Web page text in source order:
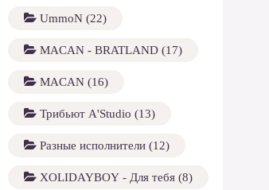
UmmoN (22)
MACAN - BRATLAND (17)
MACAN (16)
Трибьют A'Studio (13)
Разные исполнители (12)
XOLIDAYBOY - Для тебя (8)